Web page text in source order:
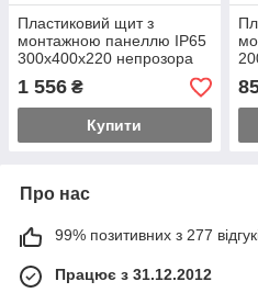
Пластиковий щит з
монтажною панеллю IP65
300х400х220 непрозора
дверцята для зовнішнього
монтажу
1 556 ₴
Купити
Про нас
99% позитивних з 277
Працює з 31.12.2012